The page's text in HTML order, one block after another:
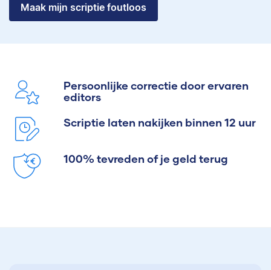
Maak mijn scriptie foutloos
Persoonlijke correctie door ervaren
editors
Scriptie laten nakijken binnen 12 uur
100% tevreden of je geld terug